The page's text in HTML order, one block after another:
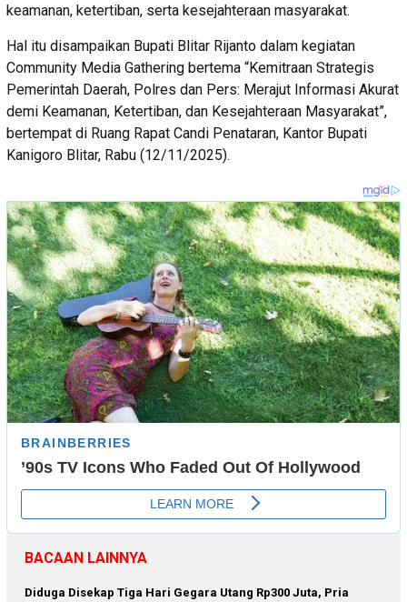
keamanan, ketertiban, serta kesejahteraan masyarakat.
Hal itu disampaikan Bupati Blitar Rijanto dalam kegiatan
Community Media Gathering bertema “Kemitraan Strategis
Pemerintah Daerah, Polres dan Pers: Merajut Informasi Akurat
demi Keamanan, Ketertiban, dan Kesejahteraan Masyarakat”,
bertempat di Ruang Rapat Candi Penataran, Kantor Bupati
Kanigoro Blitar, Rabu (12/11/2025).
BACAAN LAINNYA
Diduga Disekap Tiga Hari Gegara Utang Rp300 Juta, Pria